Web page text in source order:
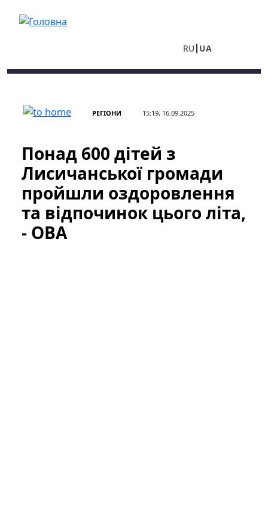
RU UA
РЕГІОНИ 15:19, 16.09.2025
Понад 600 дітей з
Лисичанської громади
пройшли оздоровлення
та відпочинок цього літа,
- ОВА